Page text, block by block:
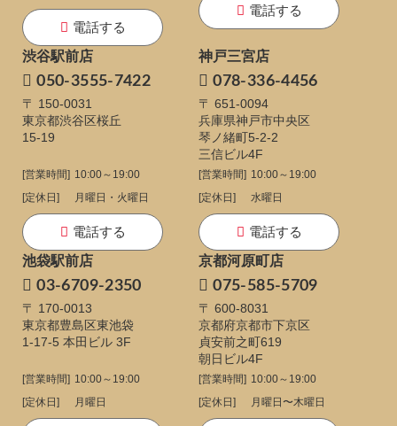
電話する
電話する
渋谷駅前店
050-3555-7422
〒 150-0031
東京都渋谷区桜丘
15-19
[営業時間] 10:00～19:00
[定休日]
月曜日・火曜日
電話する
神戸三宮店
078-336-4456
〒 651-0094
兵庫県神戸市中央区
琴ノ緒町5-2-2
三信ビル4F
[営業時間] 10:00～19:00
[定休日]
水曜日
電話する
池袋駅前店
03-6709-2350
〒 170-0013
東京都豊島区東池袋
1-17-5 本田ビル 3F
[営業時間] 10:00～19:00
[定休日]
月曜日
京都河原町店
075-585-5709
〒 600-8031
京都府京都市下京区
貞安前之町619
朝日ビル4F
[営業時間] 10:00～19:00
[定休日]
月曜日〜木曜日